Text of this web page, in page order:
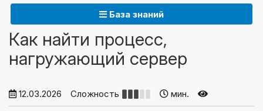
База знаний
Как найти процесс,
нагружающий сервер
12.03.2026 Сложность мин.